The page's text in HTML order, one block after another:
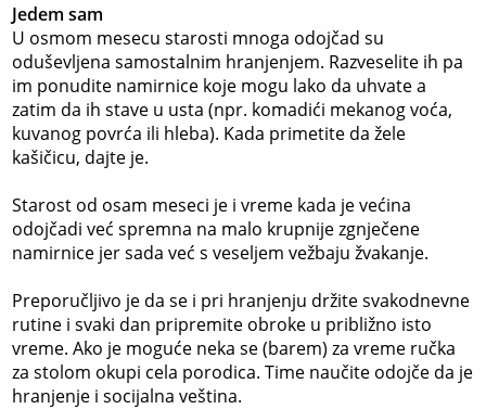
Jedem sam
U osmom mesecu starosti mnoga odojčad su
oduševljena samostalnim hranjenjem. Razveselite ih pa
im ponudite namirnice koje mogu lako da uhvate a
zatim da ih stave u usta (npr. komadići mekanog voća,
kuvanog povrća ili hleba). Kada primetite da žele
kašičicu, dajte je.
Starost od osam meseci je i vreme kada je većina
odojčadi već spremna na malo krupnije zgnječene
namirnice jer sada već s veseljem vežbaju žvakanje.
Preporučljivo je da se i pri hranjenju držite svakodnevne
rutine i svaki dan pripremite obroke u približno isto
vreme. Ako je moguće neka se (barem) za vreme ručka
za stolom okupi cela porodica. Time naučite odojče da je
hranjenje i socijalna veština.